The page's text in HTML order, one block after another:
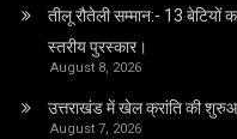
तीलू रौतेली सम्मान:- 13 बेटियों
स्तरीय पुरस्कार।
August 8, 2026
उत्तराखंड में खेल क्रांति की
August 7, 2026